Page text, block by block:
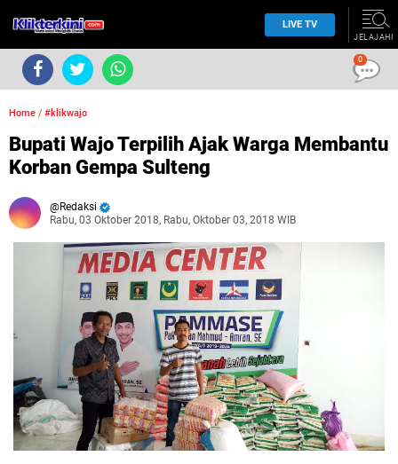
LIVE TV
JELAJAHI
Home / #klikwajo
Bupati Wajo Terpilih Ajak Warga Membantu
Korban Gempa Sulteng
Redaksi
Rabu, 03 Oktober 2018, Rabu, Oktober 03, 2018 WIB
0